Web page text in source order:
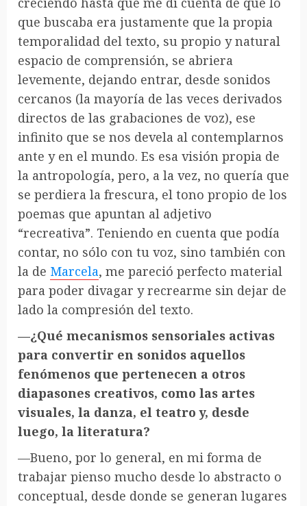
que buscaba era justamente que la propia
temporalidad del texto, su propio y natural
espacio de comprensión, se abriera
levemente, dejando entrar, desde sonidos
cercanos (la mayoría de las veces derivados
directos de las grabaciones de voz), ese
infinito que se nos devela al contemplarnos
ante y en el mundo. Es esa visión propia de
la antropología, pero, a la vez, no quería que
se perdiera la frescura, el tono propio de los
poemas que apuntan al adjetivo
“recreativa”. Teniendo en cuenta que podía
contar, no sólo con tu voz, sino también con
la de Marcela, me pareció perfecto material
para poder divagar y recrearme sin dejar de
lado la compresión del texto.
—¿Qué mecanismos sensoriales activas
para convertir en sonidos aquellos
fenómenos que pertenecen a otros
diapasones creativos, como las artes
visuales, la danza, el teatro y, desde
luego, la literatura?
—Bueno, por lo general, en mi forma de
trabajar pienso mucho desde lo abstracto o
conceptual, desde donde se generan lugares